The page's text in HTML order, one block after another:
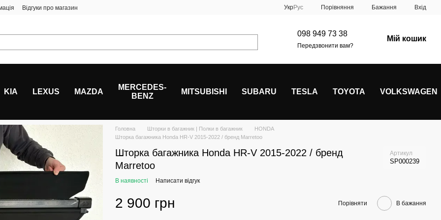
Відгуки про магазин УкрРус Порівняння Бажання Вхід
098 949 73 38
Передзвонити вам?
Мій кошик
KIA LEXUS MAZDA
MERCEDES-
BENZ
MITSUBISHI SUBARU TESLA TOYOTA VOLKSWAGEN
Головна Шторки в багажник | Полки в багажник
HONDA
Шторка багажника Honda HR-V 2015-2022 / бренд Marretoo
Шторка багажника Honda HR-V 2015-2022 / бренд
Marretoo
Артикул
SP000239
В наявності Написати відгук
2 900 грн Порівняти В бажання